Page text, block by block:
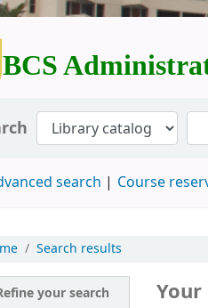
BCS
search Course
Search results
your search